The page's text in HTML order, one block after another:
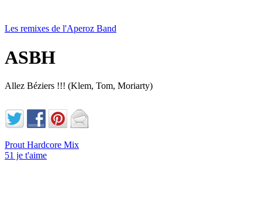
Les remixes de l'Aperoz Band
ASBH
Allez Béziers !!! (Klem, Tom, Moriarty)
Prout Hardcore Mix
51 je t'aime